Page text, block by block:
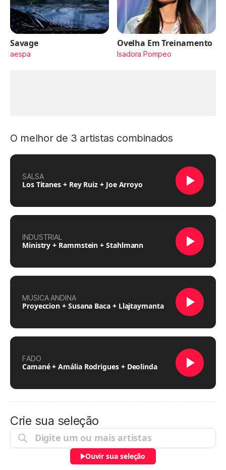
Savage
aespa
Ovelha Em Treinamento
Isadora Pompeo
O melhor de 3 artistas combinados
SALSA
Los Titanes + Rey Ruiz + Joe Arroyo
INDUSTRIAL
Ministry + Rammstein + Stahlmann
MÚSICA ANDINA
Proyeccion + Susana Baca + Llajtaymanta
FADO
Camané + Amália Rodrigues + Deolinda
Crie sua seleção
Ouvir sua seleção